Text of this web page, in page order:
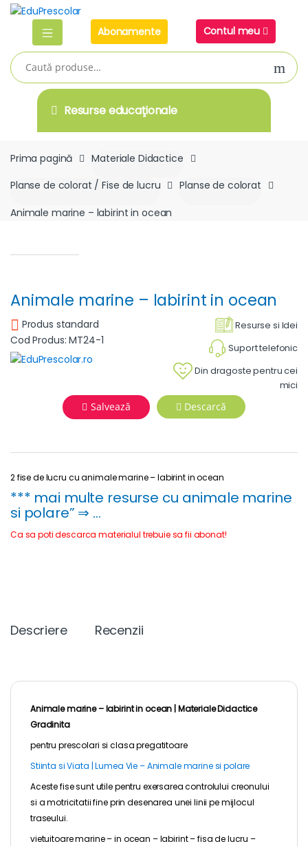
Skip
navigation
Skip
Abonamente
Contul meu
Caută
după:
Resurse educaţionale
Prima pagină
Materiale Didactice
Planse de colorat / Fise de lucru
Planse de colorat
Animale marine – labirint in ocean
Animale marine – labirint in ocean
Resurse si Idei
Suport telefonic
Din dragoste pentru cei
mici
Produs standard
Cod Produs: MT24-1
Salvează Descarcă
2 fise de lucru cu animale marine – labirint in ocean
*** mai multe resurse cu animale marine
si polare” ⇒ …
Ca sa poti descarca materialul trebuie sa fii abonat!
Descriere Recenzii
Animale marine – labirint in ocean | Materiale Didactice
Gradinita
pentru prescolari si clasa pregatitoare
Stiinta si Viata | Lumea Vie – Animale marine si polare
Aceste fise sunt utile pentru exersarea controlului creonului
si a motricitatii fine prin desenarea unei linii pe mijlocul
traseului.
vietuitoare marine – in ocean – labirint – fisa de lucru –